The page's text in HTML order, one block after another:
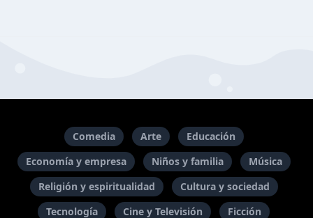
Comedia Arte
Educación
Economía y empresa
Niños y familia
Música
Religión y espiritualidad
Cultura y sociedad
Tecnología
Cine y Televisión Ficción